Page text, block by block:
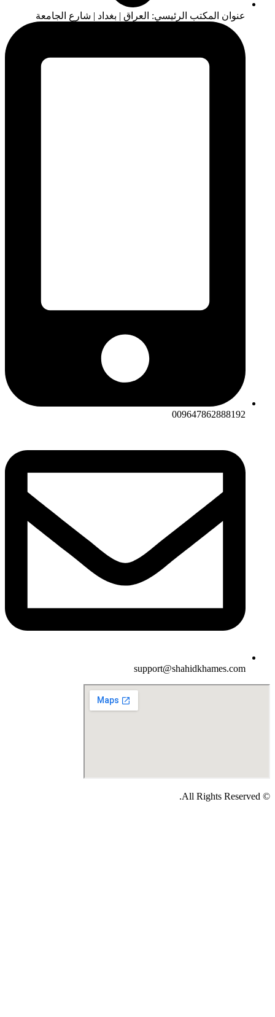
عنوان المكتب الرئيسي: العراق | بغداد | شارع الجامعة
009647862888192
support@shahidkhames.com